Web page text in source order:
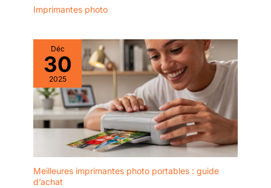
Imprimantes photo
Déc
30
2025
Meilleures imprimantes photo portables : guide
d’achat